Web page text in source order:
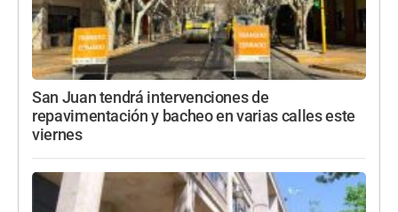
San Juan tendrá intervenciones de
repavimentación y bacheo en varias calles este
viernes